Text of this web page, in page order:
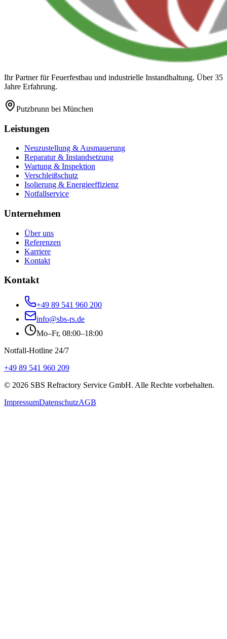
Ihr Partner für Feuerfestbau und industrielle Instandhaltung. Über 35
Jahre Erfahrung.
Putzbrunn bei München
Leistungen
Neuzustellung & Ausmauerung
Reparatur & Instandsetzung
Wartung & Inspektion
Verschleißschutz
Isolierung & Energieeffizienz
Notfallservice
Unternehmen
Über uns
Referenzen
Karriere
Kontakt
Kontakt
+49 89 541 960 200
info@sbs-rs.de
Mo–Fr, 08:00–18:00
Notfall-Hotline 24/7
+49 89 541 960 209
© 2026 SBS Refractory Service GmbH. Alle Rechte vorbehalten.
ImpressumDatenschutzAGB